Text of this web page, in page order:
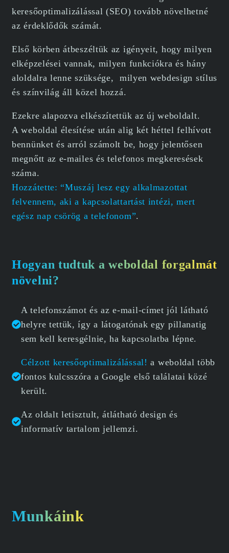
keresőoptimalizálással (SEO) tovább növelhetné
az érdeklődők számát.
Első körben átbeszéltük az igényeit, hogy milyen
elképzelései vannak, milyen funkciókra és hány
aloldalra lenne szüksége, milyen webdesign stílus
és színvilág áll közel hozzá.
Ezekre alapozva elkészítettük az új weboldalt.
A weboldal élesítése után alig két héttel felhívott
bennünket és arról számolt be, hogy jelentősen
megnőtt az e-mailes és telefonos megkeresések
száma.
Hozzátette: “Muszáj lesz egy alkalmazottat
felvennem, aki a kapcsolattartást intézi, mert
egész nap csörög a telefonom”.
Hogyan tudtuk a weboldal forgalmát
növelni?
A telefonszámot és az e-mail-címet jól látható
helyre tettük, így a látogatónak egy pillanatig
sem kell keresgélnie, ha kapcsolatba lépne.
Célzott keresőoptimalizálással! a weboldal több
fontos kulcsszóra a Google első találatai közé
került.
Az oldalt letisztult, átlátható design és
informatív tartalom jellemzi.
Munkáink